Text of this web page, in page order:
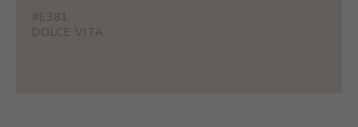
#E381
DOLCE VITA